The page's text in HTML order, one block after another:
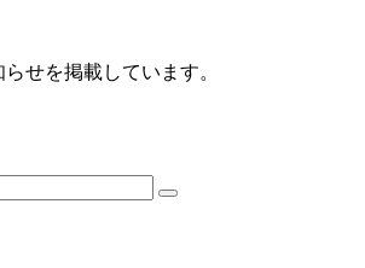
せを掲載しています。